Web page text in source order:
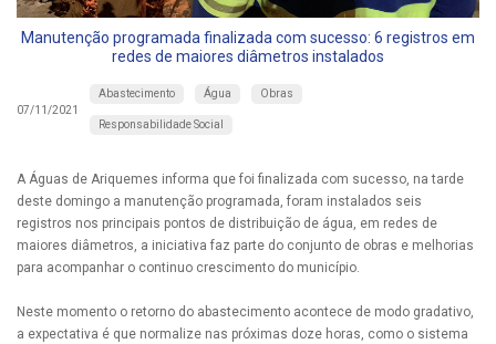
Manutenção programada finalizada com sucesso: 6 registros em
redes de maiores diâmetros instalados
07/11/2021
Abastecimento Água Obras
Responsabilidade Social
A Águas de Ariquemes informa que foi finalizada com sucesso, na tarde
deste domingo a manutenção programada, foram instalados seis
registros nos principais pontos de distribuição de água, em redes de
maiores diâmetros, a iniciativa faz parte do conjunto de obras e melhorias
para acompanhar o continuo crescimento do município.
Neste momento o retorno do abastecimento acontece de modo gradativo,
a expectativa é que normalize nas próximas doze horas, como o sistema